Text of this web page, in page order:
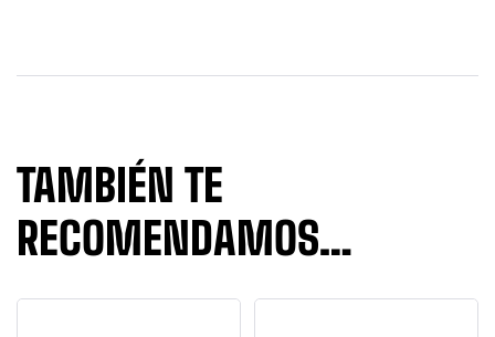
TAMBIÉN TE
RECOMENDAMOS…